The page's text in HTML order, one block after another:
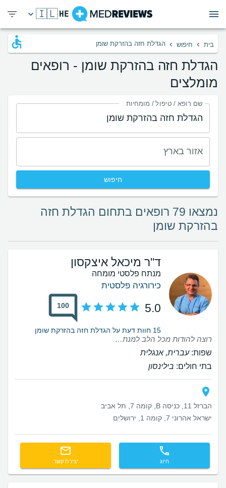
HE
🇮🇱
בית › חיפוש › הגדלת חזה בהזרקת שומן
הגדלת חזה בהזרקת שומן - רופאים
מומלצים
שם רופא / טיפול / מומחיות
אזור בארץ
חיפוש
נמצאו 79 רופאים בתחום הגדלת חזה
בהזרקת שומן
ד"ר מיכאל איצקסון
מנתח פלסטי מומחה
כירורגיה פלסטית
5.0
100
15 חוות דעת על הגדלת חזה בהזרקת שומן
רוצה להודות מכל הלב למנתח מדהים ומיוחד. מהרגע הראשון הרגשתי שאני בידיים הכי טובות שיש — מקצועי, קשוב, סבלני ומלא אכפתיות. מעבר לתוצאה המוצלחת, היחס האנושי והביטחון שנתן לי לאורך הדרך היו לא פחות חשובים.ד"ר איציקסון היקר, תודה על הכל. אתה פשוט אומן! ממליצה בחום ובאהבה לכל מי שרוצה לעשות ניתוח משנה חיים או פשוט להרגיש יותר טוב. וחייבת לציין שאין מהממת כמו שמרית מנהלת מהשרד של הד"ר שבלעדיה שום דבר לא היה קורה, דואגת, קשובה, מסורה , אכפתית ועוזרת בכל! מודה לכם מקרב לב
שפות:עברית, אנגלית
בתי חולים: בילינסון
הברזל 11, כניסה B, קומה 7, תל אביב
ישראל אהרוני 7, קומה 1, ירושלים
חיוג יצירת קשר